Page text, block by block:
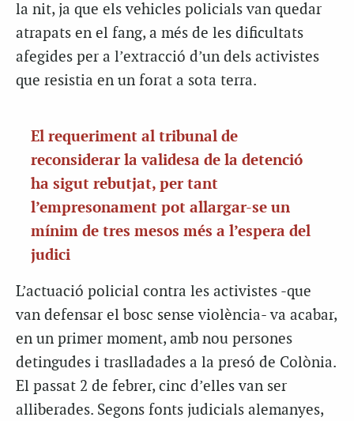
la nit, ja que els vehicles policials van quedar
atrapats en el fang, a més de les dificultats
afegides per a l’extracció d’un dels activistes
que resistia en un forat a sota terra.
El requeriment al tribunal de
reconsiderar la validesa de la detenció
ha sigut rebutjat, per tant
l’empresonament pot allargar-se un
mínim de tres mesos més a l’espera del
judici
L’actuació policial contra les activistes -que
van defensar el bosc sense violència- va acabar,
en un primer moment, amb nou persones
detingudes i traslladades a la presó de Colònia.
El passat 2 de febrer, cinc d’elles van ser
alliberades. Segons fonts judicials alemanyes,